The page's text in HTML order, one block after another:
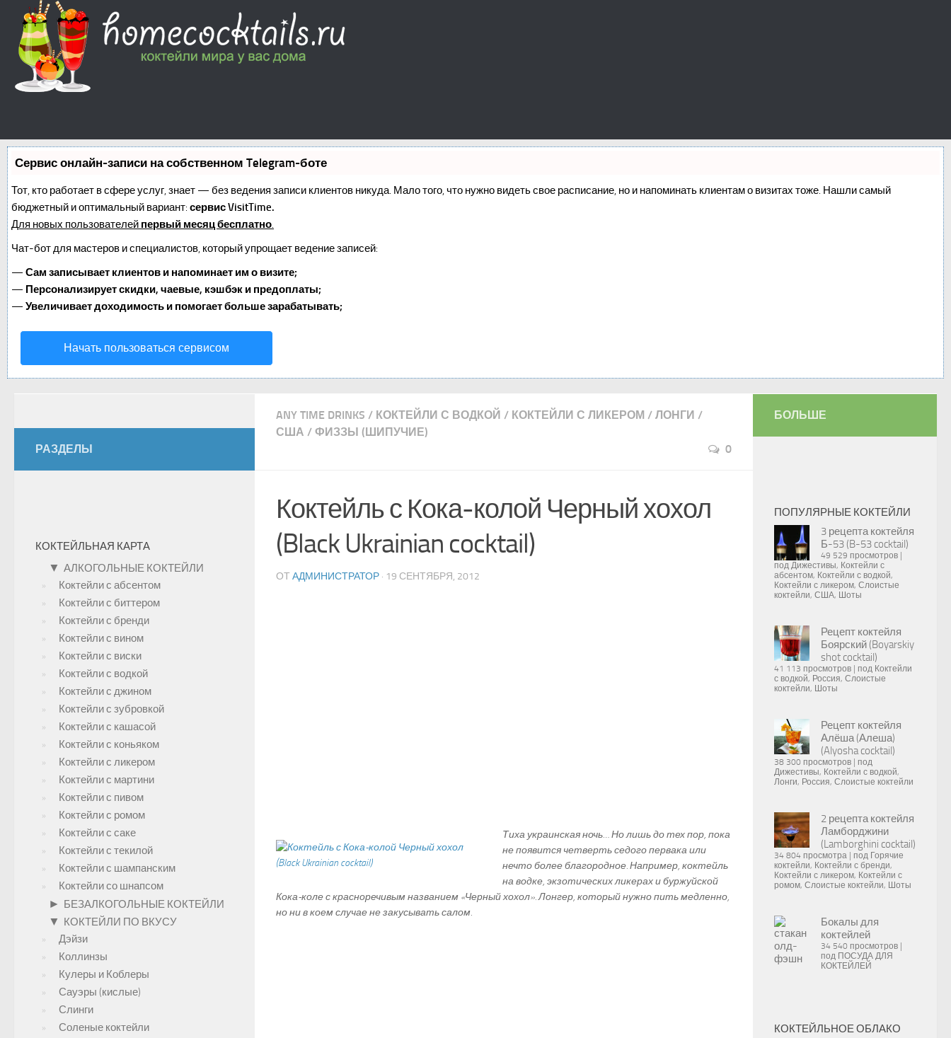
Сервис онлайн-записи на собственном Telegram-боте
Тот, кто работает в сфере услуг, знает — без ведения записи клиентов никуда. Мало того, что нужно видеть свое расписание, но и напоминать клиентам о визитах тоже. Нашли самый
бюджетный и оптимальный вариант: сервис VisitTime.
Для новых пользователей первый месяц бесплатно.
Чат-бот для мастеров и специалистов, который упрощает ведение записей:
— Сам записывает клиентов и напоминает им о визите;
— Персонализирует скидки, чаевые, кэшбэк и предоплаты;
— Увеличивает доходимость и помогает больше зарабатывать;
Начать пользоваться сервисом
ANY TIME DRINKS / КОКТЕЙЛИ С ВОДКОЙ / КОКТЕЙЛИ С ЛИКЕРОМ / ЛОНГИ /
США / ФИЗЗЫ (ШИПУЧИЕ)
0
Коктейль с Кока-колой Черный хохол
(Black Ukrainian cocktail)
ОТ АДМИНИСТРАТОР · 19 СЕНТЯБРЯ, 2012
Тиха украинская ночь… Но лишь до тех пор, пока
не появится четверть седого первака или
нечто более благородное. Например, коктейль
на водке, экзотических ликерах и буржуйской
Кока-коле с красноречивым названием «Черный хохол». Лонгер, который нужно пить медленно,
но ни в коем случае не закусывать салом.
РАЗДЕЛЫ
КОКТЕЙЛЬНАЯ КАРТА
▼ АЛКОГОЛЬНЫЕ КОКТЕЙЛИ
Коктейли с абсентом
Коктейли с биттером
Коктейли с бренди
Коктейли с вином
Коктейли с виски
Коктейли с водкой
Коктейли с джином
Коктейли с зубровкой
Коктейли с кашасой
Коктейли с коньяком
Коктейли с ликером
Коктейли с мартини
Коктейли с пивом
Коктейли с ромом
Коктейли с саке
Коктейли с текилой
Коктейли с шампанским
Коктейли со шнапсом
► БЕЗАЛКОГОЛЬНЫЕ КОКТЕЙЛИ
▼ КОКТЕЙЛИ ПО ВКУСУ
Дэйзи
Коллинзы
Кулеры и Коблеры
Сауэры (кислые)
Слинги
Соленые коктейли
БОЛЬШЕ
ПОПУЛЯРНЫЕ КОКТЕЙЛИ
3 рецепта коктейля
Б-53 (B-53 cocktail)
49 529 просмотров
под Дижестивы, Коктейли с
абсентом, Коктейли с водкой,
Коктейли с ликером, Слоистые
коктейли, США, Шоты
Рецепт коктейля
Боярский (Boyarskiy
shot cocktail)
41 113 просмотров под Коктейли
с водкой, Россия, Слоистые
коктейли, Шоты
Рецепт коктейля
Алёша (Алеша)
(Alyosha cocktail)
38 300 просмотров
под
Дижестивы, Коктейли с водкой,
Лонги, Россия, Слоистые коктейли
2 рецепта коктейля
Ламборджини
(Lamborghini cocktail)
34 804 просмотра под Горячие
коктейли, Коктейли с бренди,
Коктейли с ликером, Коктейли с
ромом, Слоистые коктейли, Шоты
Бокалы для
коктейлей
34 540 просмотров
под ПОСУДА ДЛЯ
КОКТЕЙЛЕЙ
КОКТЕЙЛЬНОЕ ОБЛАКО